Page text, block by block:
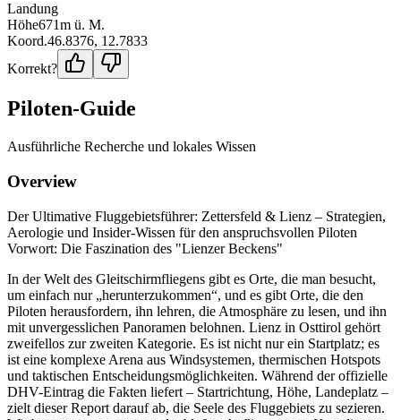
Landung
Höhe671m ü. M.
Koord.46.8376, 12.7833
Korrekt?
Piloten-Guide
Ausführliche Recherche und lokales Wissen
Overview
Der Ultimative Fluggebietsführer: Zettersfeld & Lienz – Strategien,
Aerologie und Insider-Wissen für den anspruchsvollen Piloten
Vorwort: Die Faszination des "Lienzer Beckens"
In der Welt des Gleitschirmfliegens gibt es Orte, die man besucht,
um einfach nur „herunterzukommen“, und es gibt Orte, die den
Piloten herausfordern, ihn lehren, die Atmosphäre zu lesen, und ihn
mit unvergesslichen Panoramen belohnen. Lienz in Osttirol gehört
zweifellos zur zweiten Kategorie. Es ist nicht nur ein Startplatz; es
ist eine komplexe Arena aus Windsystemen, thermischen Hotspots
und taktischen Entscheidungsmöglichkeiten. Während der offizielle
DHV-Eintrag die Fakten liefert – Startrichtung, Höhe, Landeplatz –
zielt dieser Report darauf ab, die Seele des Fluggebiets zu sezieren.